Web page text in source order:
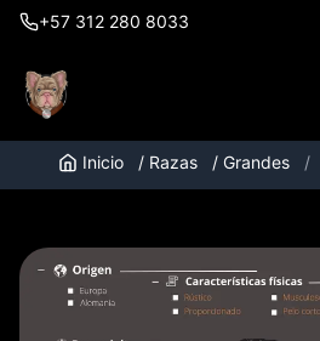
+57 312 280 8033
Inicio / Razas / Grandes /